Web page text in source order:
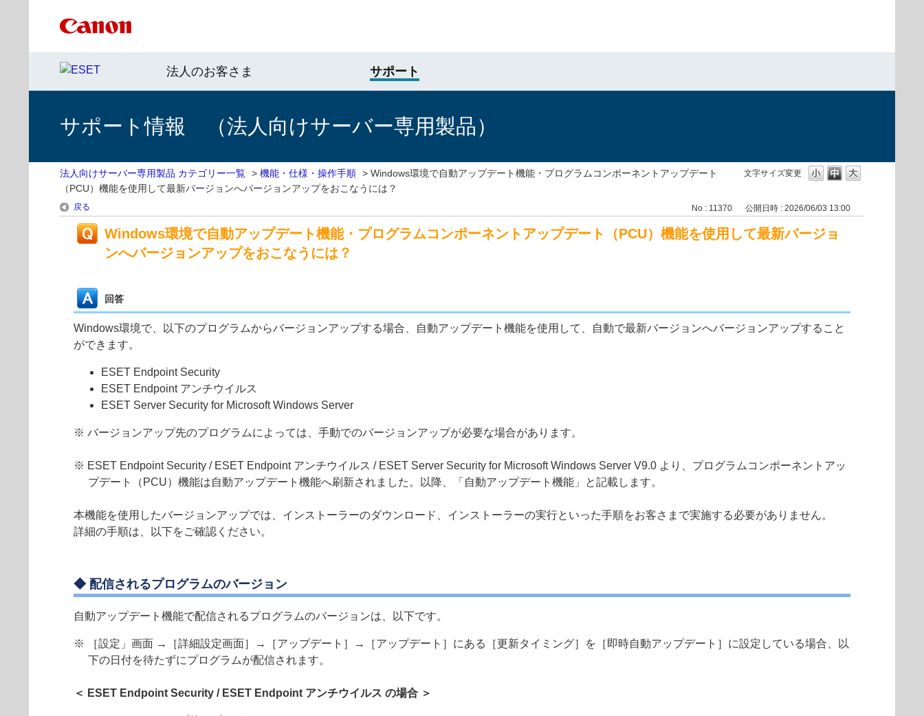
法人のお客さま サポート
サポート情報 （法人向けサーバー専用製品）
文字サイズ変更
法人向けサーバー専用製品 カテゴリー一覧 > 機能・仕様・操作手順 > Windows環境で自動アップデート機能・プログラムコンポーネントアップデート
（PCU）機能を使用して最新バージョンへバージョンアップをおこなうには？
戻る No : 11370 公開日時 : 2026/06/03 13:00
Windows環境で自動アップデート機能・プログラムコンポーネントアップデート（PCU）機能を使用して最新バージョ
ンへバージョンアップをおこなうには？
回答
Windows環境で、以下のプログラムからバージョンアップする場合、自動アップデート機能を使用して、自動で最新バージョンへバージョンアップすること
ができます。
ESET Endpoint Security
ESET Endpoint アンチウイルス
ESET Server Security for Microsoft Windows Server
※ バージョンアップ先のプログラムによっては、手動でのバージョンアップが必要な場合があります。
※ ESET Endpoint Security / ESET Endpoint アンチウイルス / ESET Server Security for Microsoft Windows Server V9.0 より、プログラムコンポーネントアッ
プデート（PCU）機能は自動アップデート機能へ刷新されました。以降、「自動アップデート機能」と記載します。
本機能を使用したバージョンアップでは、インストーラーのダウンロード、インストーラーの実行といった手順をお客さまで実施する必要がありません。
詳細の手順は、以下をご確認ください。
◆ 配信されるプログラムのバージョン
自動アップデート機能で配信されるプログラムのバージョンは、以下です。
※ ［設定」画面 →［詳細設定画面］→［アップデート］→［アップデート］にある［更新タイミング］を［即時自動アップデート］に設定している場合、以
下の日付を待たずにプログラムが配信されます。
＜ ESET Endpoint Security / ESET Endpoint アンチウイルス の場合 ＞